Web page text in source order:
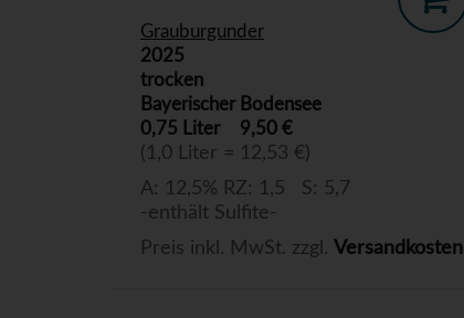
Grauburgunder
2025
trocken
Bayerischer Bodensee
0,75 Liter
9,50 €
(1,0 Liter = 12,53 €)
A: 12,5% RZ: 1,5 S: 5,7
-enthält Sulfite-
Preis inkl. MwSt. zzgl. Versandkosten